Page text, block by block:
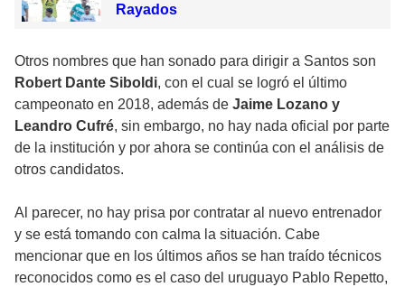
Rayados
Otros nombres que han sonado para dirigir a Santos son
Robert Dante Siboldi, con el cual se logró el último
campeonato en 2018, además de Jaime Lozano y
Leandro Cufré, sin embargo, no hay nada oficial por parte
de la institución y por ahora se continúa con el análisis de
otros candidatos.
Al parecer, no hay prisa por contratar al nuevo entrenador
y se está tomando con calma la situación. Cabe
mencionar que en los últimos años se han traído técnicos
reconocidos como es el caso del uruguayo Pablo Repetto,